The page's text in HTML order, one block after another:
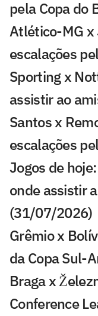
pela Copa do
Atlético-MG x
escalações
Sporting x
assistir ao
Santos x
escalações
Jogos de
onde assistir
(31/07/2026)
Grêmio x
da Copa Sul-
Braga x
Conference